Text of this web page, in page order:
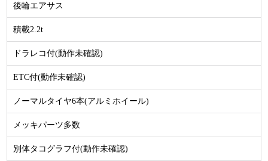
後輪エアサス
積載2.2t
ドラレコ付(動作未確認)
ETC付(動作未確認)
ノーマルタイヤ6本(アルミホイール)
メッキパーツ多数
別体タコグラフ付(動作未確認)